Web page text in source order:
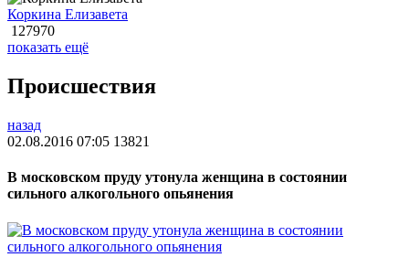
Коркина Елизавета
127970
показать ещё
Происшествия
назад
02.08.2016 07:05 13821
В московском пруду утонула женщина в состоянии
сильного алкогольного опьянения